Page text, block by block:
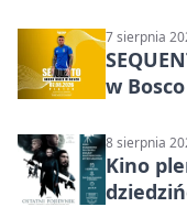
7 sierpnia
w Bosco
8 sierpnia
Kino